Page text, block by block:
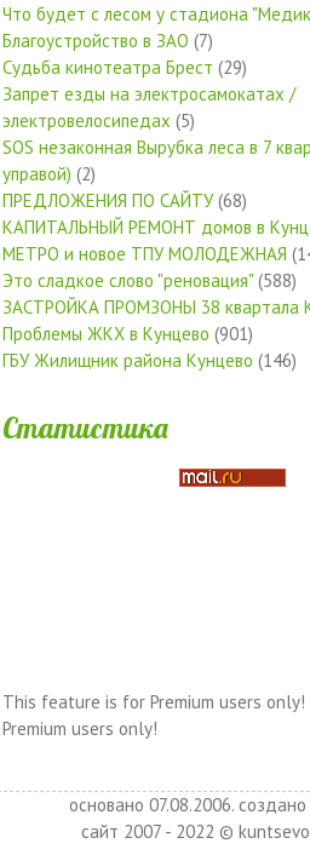
Что будет с лесом у стадиона
Благоустройство в ЗАО (7)
Судьба кинотеатра Брест (29)
Запрет езды на электросамокатах /
электровелосипедах (5)
SOS незаконная Вырубка леса в 7
управой) (2)
ПРЕДЛОЖЕНИЯ ПО САЙТУ(68)
КАПИТАЛЬНЫЙ РЕМОНТ домов в
МЕТРО и новое ТПУ МОЛОДЕЖНАЯ
Это сладкое слово "реновация" (588)
ЗАСТРОЙКА ПРОМЗОНЫ 38 квартала
Проблемы ЖКХ в Кунцево (901)
ГБУ Жилищник района Кунцево (146)
Статистика
This feature is for Premium users only!
Premium users only!
основано 07.08.2006.
сайт 2007 - 2022 ©